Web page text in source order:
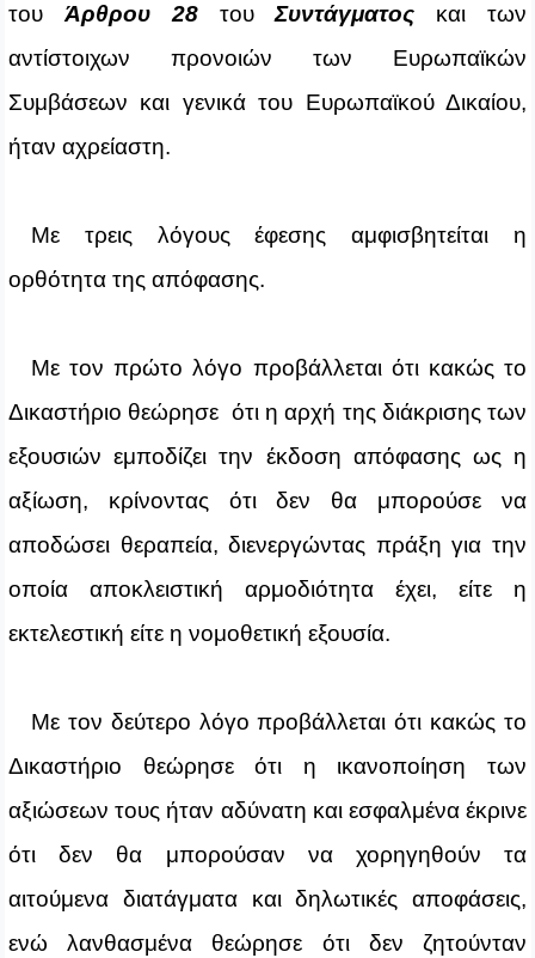
του Άρθρου 28τουΣυντάγματος και των
αντίστοιχων προνοιών των Ευρωπαϊκών
Συμβάσεων και γενικά του Ευρωπαϊκού Δικαίου,
ήταν αχρείαστη.
Με τρεις λόγους έφεσης αμφισβητείται η
ορθότητα της απόφασης.
Με τον πρώτο λόγο προβάλλεται ότι κακώς το
Δικαστήριο θεώρησε ότι η αρχή της διάκρισης των
εξουσιών εμποδίζει την έκδοση απόφασης ως η
αξίωση, κρίνοντας ότι δεν θα μπορούσε να
αποδώσει θεραπεία, διενεργώντας πράξη για την
οποία αποκλειστική αρμοδιότητα έχει, είτε η
εκτελεστική είτε η νομοθετική εξουσία.
Με τον δεύτερο λόγο προβάλλεται ότι κακώς το
Δικαστήριο θεώρησε ότι η ικανοποίηση των
αξιώσεων τους ήταν αδύνατη και εσφαλμένα έκρινε
ότι δεν θα μπορούσαν να χορηγηθούν τα
αιτούμενα διατάγματα και δηλωτικές αποφάσεις,
ενώ λανθασμένα θεώρησε ότι δεν ζητούνταν